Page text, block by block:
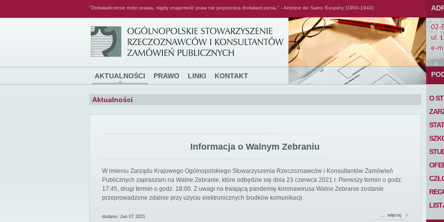
"Doświadczenie rodzi prawa, nigdy znajomość praw nie poprzedza doświadczenia." - Antoine de Saint- Exupéry (1900-1944)
AKTUALNOŚCI PRAWO LINKI KONTAKT
02-
ul.
e-
O
Aktualności
Informacja o Walnym Zebraniu
W imieniu Zarządu Krajowego Ogólnopolskiego Stowarzyszenia Rzeczoznawców i Konsultantów Zamówień
Publicznych zapraszam na Walne Zebranie, które odbędzie się dnia 23 czerwca 2021 r. Pierwszy termin o godz.
17:45, drugi termin o godz. 18:00. Z uwagi na trwającą pandemię koronawirusa Walne Zebranie zostanie
przeprowadzone zdalnie przy użyciu elektronicznych środków komunikacji.
dodano: Jun 07 2021 … więcej